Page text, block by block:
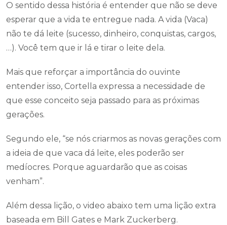
O sentido dessa história é entender que não se deve
esperar que a vida te entregue nada. A vida (Vaca)
não te dá leite (sucesso, dinheiro, conquistas, cargos,
…). Você tem que ir lá e tirar o leite dela.
Mais que reforçar a importância do ouvinte
entender isso, Cortella expressa a necessidade de
que esse conceito seja passado para as próximas
gerações.
Segundo ele, “se nós criarmos as novas gerações com
a ideia de que vaca dá leite, eles poderão ser
medíocres. Porque aguardarão que as coisas
venham”.
Além dessa lição, o video abaixo tem uma lição extra
baseada em Bill Gates e Mark Zuckerberg.